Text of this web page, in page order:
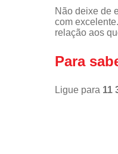
Não deixe de
com
relação aos
Para
Ligue para 11